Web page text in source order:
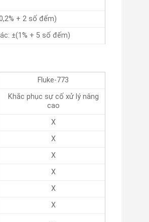
+ 2 số đếm)
±(1% + 5 số đếm)
Fluke-773
Khắc phục sự cố xử lý nâng
cao
X
X
X
X
X
X